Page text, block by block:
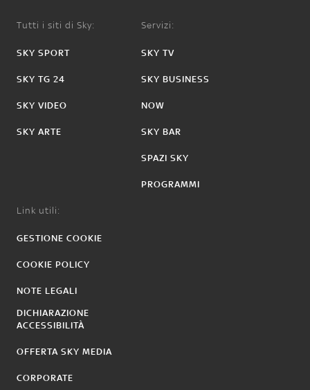
Tutti i siti di Sky:
SKY SPORT
SKY TG 24
SKY VIDEO
SKY ARTE
Servizi:
SKY TV
SKY BUSINESS
NOW
SKY BAR
SPAZI SKY
PROGRAMMI
Link utili:
GESTIONE COOKIE
COOKIE POLICY
NOTE LEGALI
DICHIARAZIONE
ACCESSIBILITÀ
OFFERTA SKY MEDIA
CORPORATE